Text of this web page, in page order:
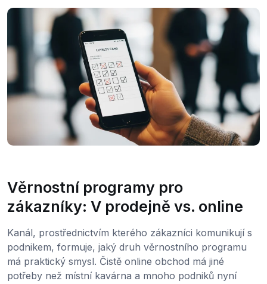
Věrnostní programy pro
zákazníky: V prodejně vs. online
Kanál, prostřednictvím kterého zákazníci komunikují s
podnikem, formuje, jaký druh věrnostního programu
má praktický smysl. Čistě online obchod má jiné
potřeby než místní kavárna a mnoho podniků nyní